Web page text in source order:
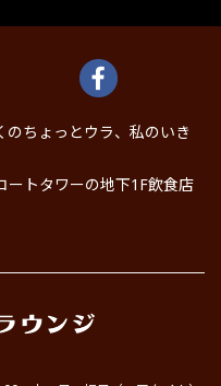
ちょっとウラ、私のいき
ートタワーの地下1F飲食店